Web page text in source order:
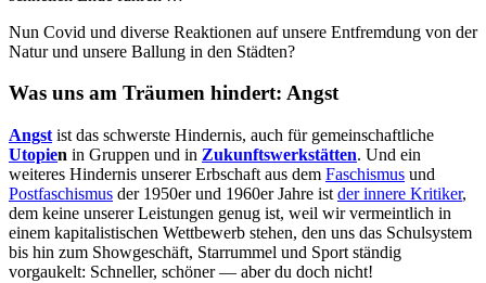
Nun Covid und diverse Reaktionen auf unsere Entfremdung von der
Natur und unsere Ballung in den Städten?
Was uns am Träumen hindert: Angst
Angst ist das schwerste Hindernis, auch für gemeinschaftliche
Utopien in Gruppen und in Zukunftswerkstätten. Und ein
weiteres Hindernis unserer Erbschaft aus dem Faschismus und
Postfaschismus der 1950er und 1960er Jahre ist der innere Kritiker,
dem keine unserer Leistungen genug ist, weil wir vermeintlich in
einem kapitalistischen Wettbewerb stehen, den uns das Schulsystem
bis hin zum Showgeschäft, Starrummel und Sport ständig
vorgaukelt: Schneller, schöner — aber du doch nicht!